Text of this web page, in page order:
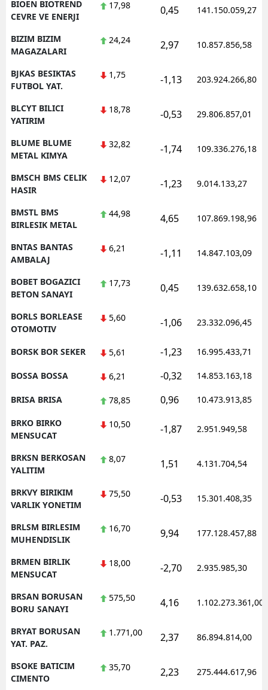
BIOEN BIOTREND
CEVRE VE ENERJI
17,98 0,45 141.150.059,27
BIZIM BIZIM
MAGAZALARI
24,24 2,97 10.857.856,58
BJKAS BESIKTAS
FUTBOL YAT.
1,75 -1,13 203.924.266,80
BLCYT BILICI
YATIRIM
18,78 -0,53 29.806.857,01
BLUME BLUME
METAL KIMYA
32,82 -1,74 109.336.276,18
BMSCH BMS CELIK
HASIR
12,07 -1,23 9.014.133,27
BMSTL BMS
BIRLESIK METAL
44,98 4,65 107.869.198,96
BNTAS BANTAS
AMBALAJ
6,21 -1,11 14.847.103,09
BOBET BOGAZICI
BETON SANAYI
17,73 0,45 139.632.658,10
BORLS BORLEASE
OTOMOTIV
5,60 -1,06 23.332.096,45
BORSK BOR SEKER 5,61 -1,23 16.995.433,71
BOSSA BOSSA 6,21 -0,32 14.853.163,18
BRISA BRISA 78,85 0,96 10.473.913,85
BRKO BIRKO
MENSUCAT
10,50 -1,87 2.951.949,58
BRKSN BERKOSAN
YALITIM
8,07 1,51 4.131.704,54
BRKVY BIRIKIM
VARLIK YONETIM
75,50 -0,53 15.301.408,35
BRLSM BIRLESIM
MUHENDISLIK
16,70 9,94 177.128.457,88
BRMEN BIRLIK
MENSUCAT
18,00 -2,70 2.935.985,30
BRSAN BORUSAN
BORU SANAYI
575,50 4,16 1.102.273.361,00
BRYAT BORUSAN
YAT. PAZ.
1.771,00 2,37 86.894.814,00
BSOKE BATICIM
CIMENTO
35,70 2,23 275.444.617,96